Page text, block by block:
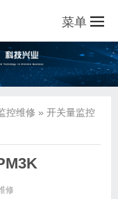
菜单
控维修 » 开关量监控
修